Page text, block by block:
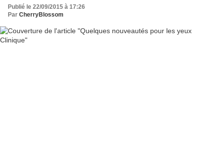
Publié le 22/09/2015 à 17:26
Par CherryBlossom